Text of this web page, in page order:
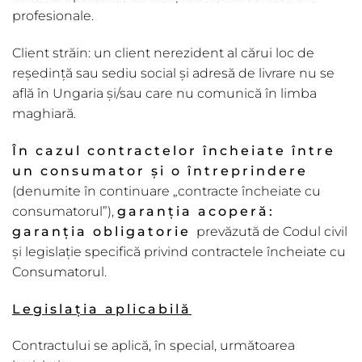
profesionale.
Client străin: un client nerezident al cărui loc de
reședință sau sediu social și adresă de livrare nu se
află în Ungaria și/sau care nu comunică în limba
maghiară.
În cazul contractelor încheiate între
un consumator și o întreprindere
(denumite în continuare „contracte încheiate cu
consumatorul”), garanția acoper ă :
garanția obligatorie prevăzută de Codul civil
și legislație specifică privind contractele încheiate cu
Consumatorul.
Legislația aplicabil ă
Contractului se aplică, în special, următoarea